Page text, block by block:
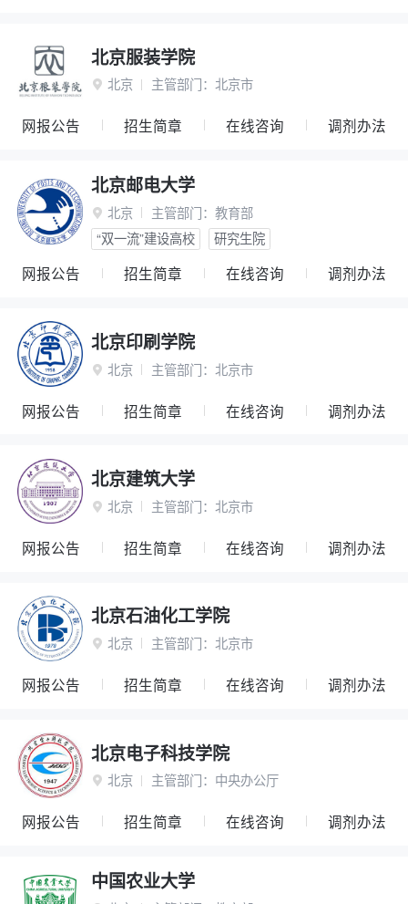
北京服装学院
 北京 主管部门： 北京市
网报公告 招生简章 在线咨询 调剂办法
北京邮电大学
 北京 主管部门： 教育部
“双一流”建设高校
研究生院
网报公告 招生简章 在线咨询 调剂办法
北京印刷学院
 北京 主管部门： 北京市
网报公告 招生简章 在线咨询 调剂办法
北京建筑大学
 北京 主管部门： 北京市
网报公告 招生简章 在线咨询 调剂办法
北京石油化工学院
 北京 主管部门： 北京市
网报公告 招生简章 在线咨询 调剂办法
北京电子科技学院
 北京 主管部门： 中央办公厅
网报公告 招生简章 在线咨询 调剂办法
中国农业大学